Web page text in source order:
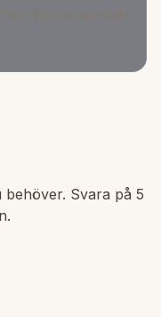
per produkt
Svara på 5